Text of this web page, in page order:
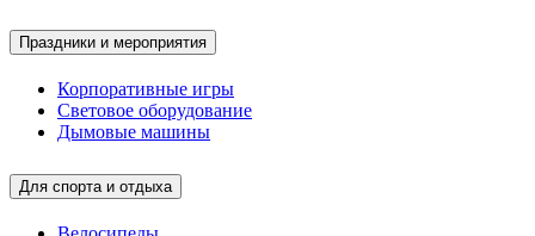
Праздники и мероприятия
Корпоративные игры
Световое оборудование
Дымовые машины
Для спорта и отдыха